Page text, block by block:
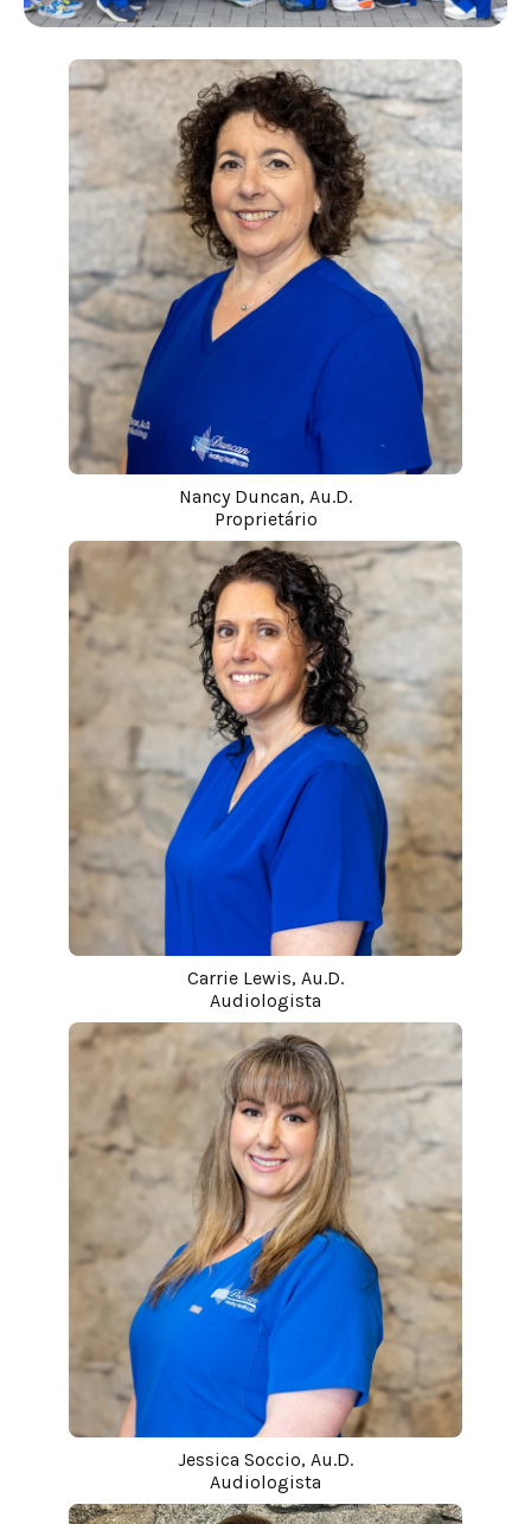
Nancy Duncan, Au.D.
Proprietário
Carrie Lewis, Au.D.
Audiologista
Jessica Soccio, Au.D.
Audiologista